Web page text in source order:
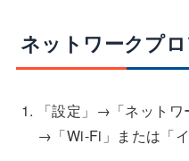
ネットワークプ
「設定」→「ネットワ
→「Wi-Fi」または「イ